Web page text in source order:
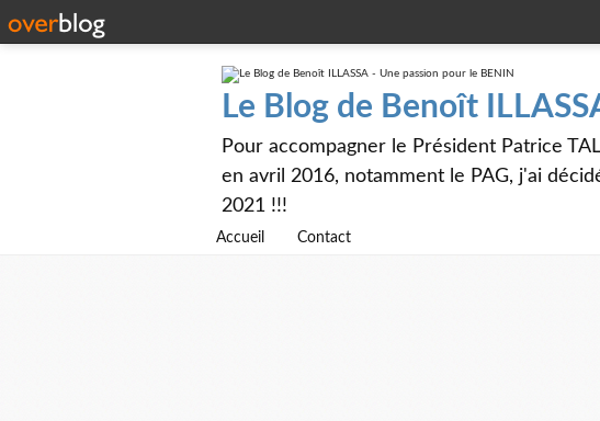
Le Blog de Benoît
Pour accompagner le Président Patrice
en avril 2016, notamment le PAG, j'ai
2021 !!!
Accueil Contact